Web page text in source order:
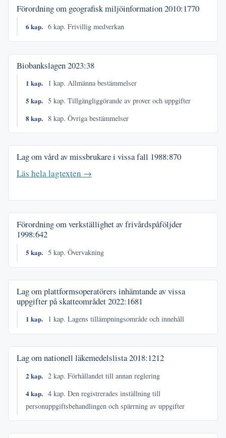
Förordning om geografisk miljöinformation2010:1770
6 kap. 6 kap. Frivillig medverkan
Biobankslagen2023:38
1 kap.
1 kap. Allmänna bestämmelser
5 kap. 5 kap. Tillgängliggörande av prover och uppgifter
8 kap. 8 kap. Övriga bestämmelser
Lag om vård av missbrukare i vissa fall 1988:870
Läs hela lagtexten →
Förordning om verkställighet av frivårdspåföljder
1998:642
5 kap. 5 kap. Övervakning
Lag om plattformsoperatörers inhämtande av vissa
uppgifter på skatteområdet2022:1681
1 kap. 1 kap. Lagens tillämpningsområde och innehåll
Lag om nationell läkemedelslista2018:1212
2 kap. 2 kap. Förhållandet till annan reglering
4 kap. 4 kap. Den registrerades inställning till
personuppgiftsbehandlingen och spärrning av uppgifter